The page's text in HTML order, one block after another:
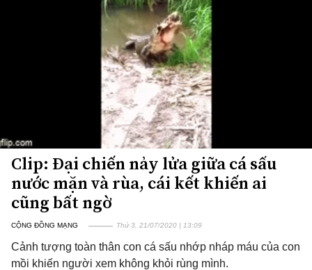
Clip: Đại chiến nảy lửa giữa cá sấu
nước mặn và rùa, cái kết khiến ai
cũng bất ngờ
CỘNG ĐỒNG MẠNG Thứ 3, 21/07/2020 | 13:09
Cảnh tượng toàn thân con cá sấu nhớp nháp máu của con
mồi khiến người xem không khỏi rùng mình.